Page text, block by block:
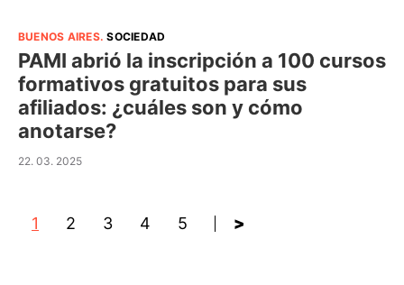
BUENOS AIRES.SOCIEDAD
PAMI abrió la inscripción a 100 cursos
formativos gratuitos para sus
afiliados: ¿cuáles son y cómo
anotarse?
22. 03. 2025
1 2 3 4 5 >